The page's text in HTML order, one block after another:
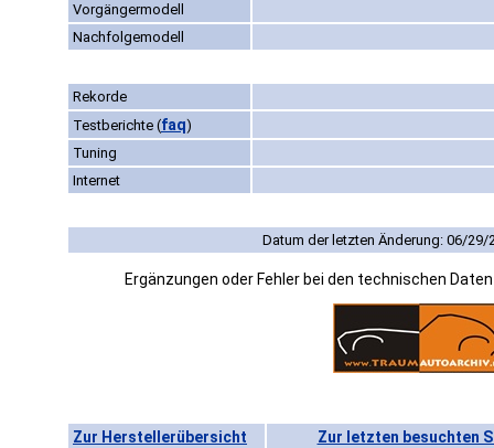
Vorgängermodell
Nachfolgemodell
Rekorde
Testberichte (faq)
Tuning
Internet
Datum der letzten Änderung: 06/29/
Ergänzungen oder Fehler bei den technischen
Zur Herstellerübersicht Zur letzten besuchten